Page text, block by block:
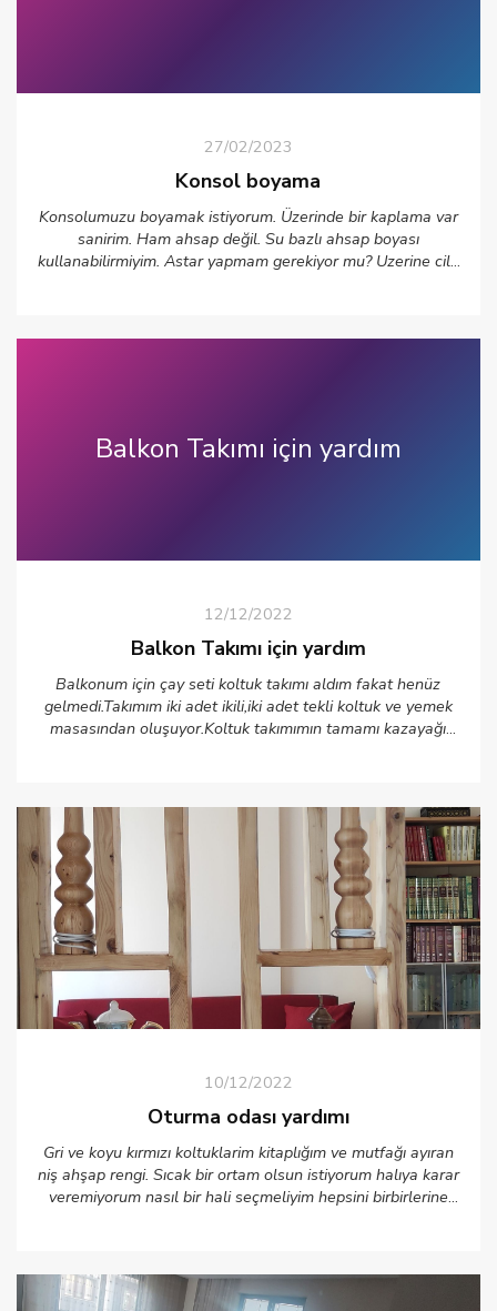
27/02/2023
Konsol boyama
Konsolumuzu boyamak istiyorum. Üzerinde bir kaplama var
sanirim. Ham ahsap değil. Su bazlı ahsap boyası
kullanabilirmiyim. Astar yapmam gerekiyor mu? Uzerine cila
Balkon Takımı için yardım
12/12/2022
Balkon Takımı için yardım
Balkonum için çay seti koltuk takımı aldım fakat henüz
gelmedi.Takımım iki adet ikili,iki adet tekli koltuk ve yemek
masasından oluşuyor.Koltuk takımımın tamamı kazayağı
10/12/2022
Oturma odası yardımı
Gri ve koyu kırmızı koltuklarim kitaplığım ve mutfağı ayıran
niş ahşap rengi. Sıcak bir ortam olsun istiyorum halıya karar
veremiyorum nasıl bir hali seçmeliyim hepsini birbirlerine